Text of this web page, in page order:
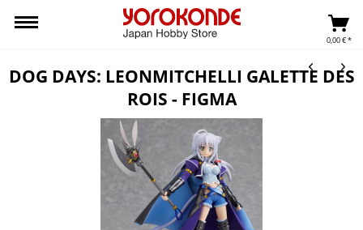
0,00 € *
DOG DAYS: LEONMITCHELLI GALETTE DES
ROIS - FIGMA